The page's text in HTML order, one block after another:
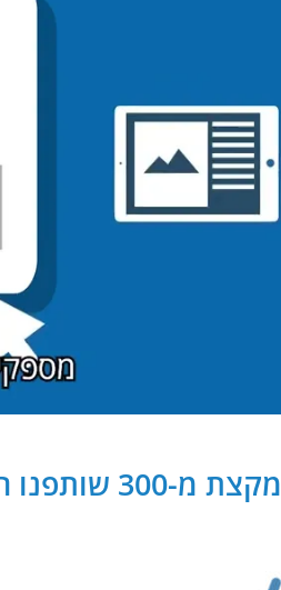
מקצת מ-300 שותפנו העסקיים של PB Digital בישראל ובעולם: